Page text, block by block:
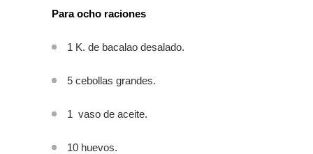
Para ocho raciones
1 K. de bacalao desalado.
5 cebollas grandes.
1 vaso de aceite.
10 huevos.